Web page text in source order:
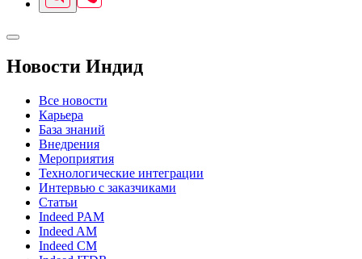
Новости Индид
Все новости
Карьера
База знаний
Внедрения
Мероприятия
Технологические интеграции
Интервью с заказчиками
Статьи
Indeed PAM
Indeed AM
Indeed CM